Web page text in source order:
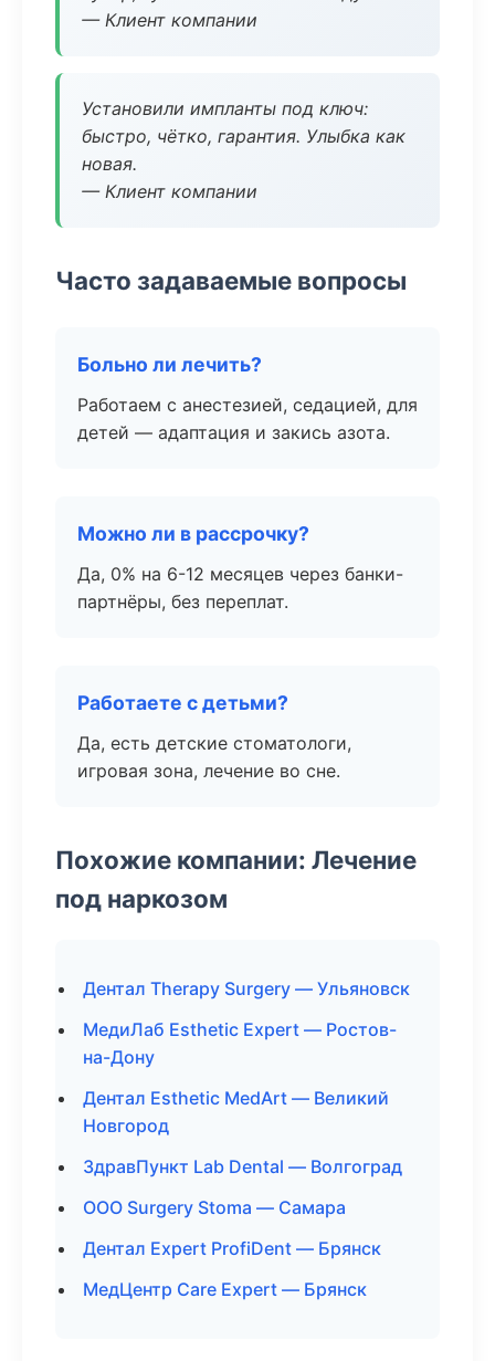
— Клиент компании
Установили импланты под ключ:
быстро, чётко, гарантия. Улыбка как
новая.
— Клиент компании
Часто задаваемые вопросы
Больно ли лечить?
Работаем с анестезией, седацией, для
детей — адаптация и закись азота.
Можно ли в рассрочку?
Да, 0% на 6-12 месяцев через банки-
партнёры, без переплат.
Работаете с детьми?
Да, есть детские стоматологи,
игровая зона, лечение во сне.
Похожие компании: Лечение
под наркозом
Дентал Therapy Surgery — Ульяновск
МедиЛаб Esthetic Expert — Ростов-
на-Дону
Дентал Esthetic MedArt — Великий
Новгород
ЗдравПункт Lab Dental — Волгоград
ООО Surgery Stoma — Самара
Дентал Expert ProfiDent — Брянск
МедЦентр Care Expert — Брянск